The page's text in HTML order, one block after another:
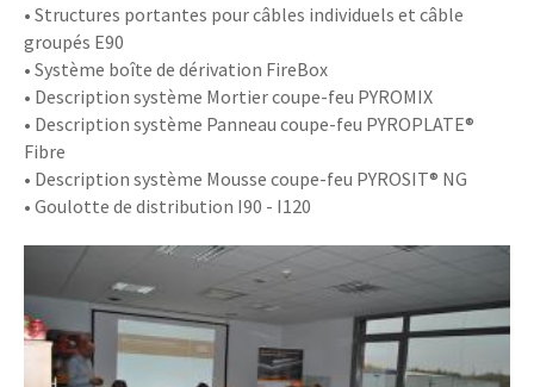
• Structures portantes pour câbles individuels et câble
groupés E90
• Système boîte de dérivation FireBox
• Description système Mortier coupe-feu PYROMIX
• Description système Panneau coupe-feu PYROPLATE®
Fibre
• Description système Mousse coupe-feu PYROSIT® NG
• Goulotte de distribution I90 - I120